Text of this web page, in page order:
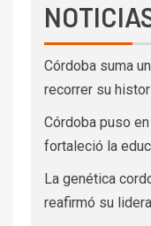
Córdoba suma
recorrer su
Córdoba puso
fortaleció la
La genética
reafirmó su